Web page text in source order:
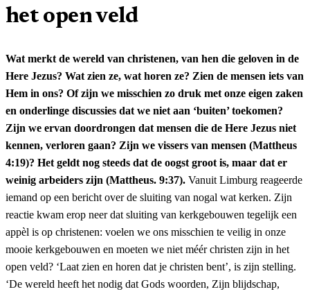
het open veld
Wat merkt de wereld van christenen, van hen die geloven in de
Here Jezus? Wat zien ze, wat horen ze? Zien de mensen iets van
Hem in ons? Of zijn we misschien zo druk met onze eigen zaken
en onderlinge discussies dat we niet aan ‘buiten’ toekomen?
Zijn we ervan doordrongen dat mensen die de Here Jezus niet
kennen, verloren gaan? Zijn we vissers van mensen (Mattheus
4:19)? Het geldt nog steeds dat de oogst groot is, maar dat er
weinig arbeiders zijn (Mattheus. 9:37). Vanuit Limburg reageerde
iemand op een bericht over de sluiting van nogal wat kerken. Zijn
reactie kwam erop neer dat sluiting van kerkgebouwen tegelijk een
appèl is op christenen: voelen we ons misschien te veilig in onze
mooie kerkgebouwen en moeten we niet méér christen zijn in het
open veld? ‘Laat zien en horen dat je christen bent’, is zijn stelling.
‘De wereld heeft het nodig dat Gods woorden, Zijn blijdschap,